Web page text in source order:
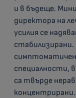
и в бъдеще.
директора на
усилия се
стабилизирани.
симптоматичен
специалности,
са твърде